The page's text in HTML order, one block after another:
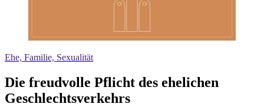
Ehe, Familie, Sexualität
Die freudvolle Pflicht des ehelichen
Geschlechtsverkehrs